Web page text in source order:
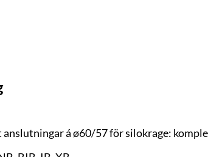
anslutningar á ø60/57 för silokrage: